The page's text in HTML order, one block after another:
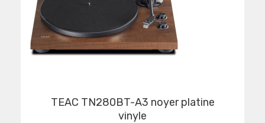
TEAC TN280BT-A3 noyer platine
vinyle